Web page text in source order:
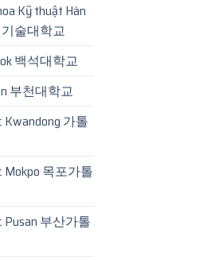
Kỹ thuật Hàn
술대학교
백석대학교
부천대학교
Kwandong 가톨
Mokpo 목포가톨
Pusan 부산가톨